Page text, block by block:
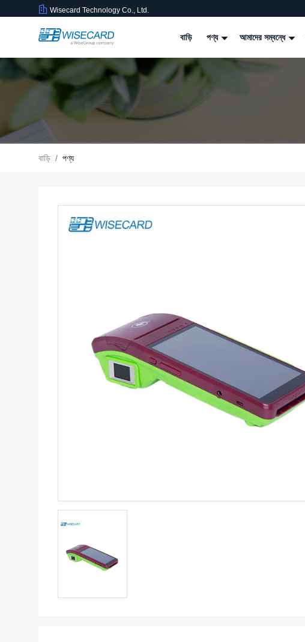
Wisecard Technology Co., Ltd.
বাড়ি পণ্য আমাদের সম্বন্ধে
বাড়ি / পণ্য